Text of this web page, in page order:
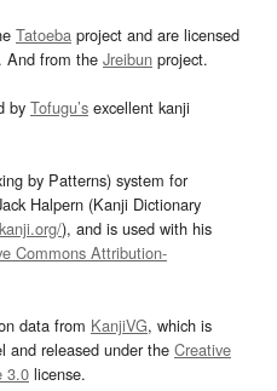
Tatoeba project and are licensed
And from the Jreibun project.
by Tofugu’s excellent kanji
by Patterns) system for
Halpern (Kanji Dictionary
), and is used with his
Commons Attribution-
data from KanjiVG, which is
and released under the Creative
3.0 license.